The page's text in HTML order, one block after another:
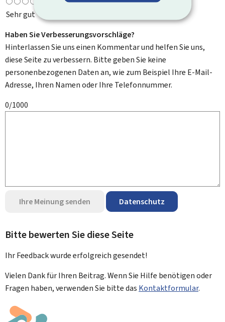
Sehr gut
Haben Sie Verbesserungsvorschläge?
Hinterlassen Sie uns einen Kommentar und helfen Sie uns,
diese Seite zu verbessern. Bitte geben Sie keine
personenbezogenen Daten an, wie zum Beispiel Ihre E-Mail-
Adresse, Ihren Namen oder Ihre Telefonnummer.
0/1000
Ihre Meinung senden Datenschutz
Bitte bewerten Sie diese Seite
Ihr Feedback wurdeerfolgreichgesendet!
Vielen Dank für Ihren Beitrag. Wenn Sie Hilfe benötigen oder
Fragen haben, verwenden Sie bitte das Kontaktformular.